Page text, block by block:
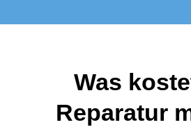
Was
Reparatur